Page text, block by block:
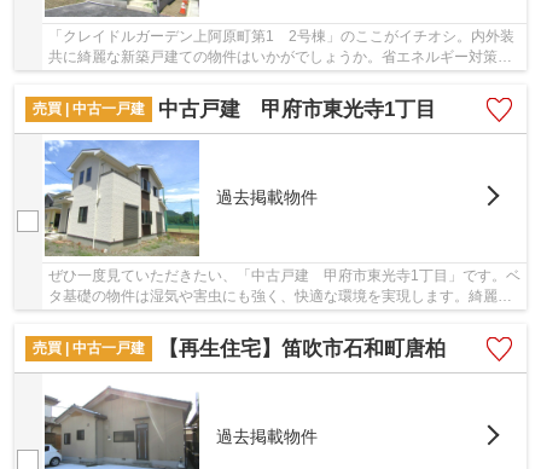
「クレイドルガーデン上阿原町第1 2号棟」のここがイチオシ。内外装
共に綺麗な新築戸建ての物件はいかがでしょうか。省エネルギー対策に
売買 | 中古一戸建
中古戸建 甲府市東光寺1丁目
過去掲載物件
ぜひ一度見ていただきたい、「中古戸建 甲府市東光寺1丁目」です。ベ
タ基礎の物件は湿気や害虫にも強く、快適な環境を実現します。綺麗な
売買 | 中古一戸建
【再生住宅】笛吹市石和町唐柏
過去掲載物件